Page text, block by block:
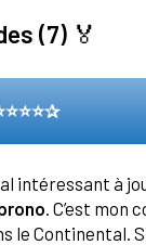
(7) 🏅
intéressant à
. C’est
le Continental.